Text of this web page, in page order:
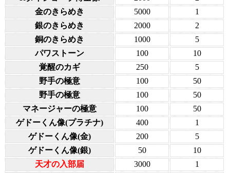
金のきらめき
5000
1
銀のきらめき
2000
2
銅のきらめき
1000
5
パワストーン
100
10
覚醒のカギ
250
5
野手の極意
100
50
野手の極意
100
50
マネージャーの極意
100
50
ゲドーくん像(プラチナ)
400
1
ゲドーくん像(金)
200
5
ゲドーくん像(銀)
50
10
天才の入部届
3000
1